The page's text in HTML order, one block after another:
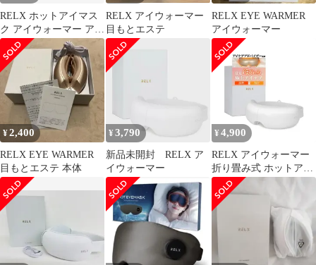
RELX ホットアイマス
ク アイウォーマー アイ
マスク 充電式 コードレ
ス
RELX アイウォーマー
目もとエステ
RELX EYE WARMER
アイウォーマー
¥2,400
RELX EYE WARMER
目もとエステ 本体
¥3,790
新品未開封 RELX ア
イウォーマー
¥ 4,900
RELX アイウォーマー
折り畳み式 ホットアイ
マスク 目元ケア